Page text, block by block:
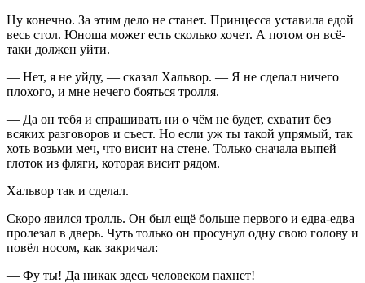
Ну конечно. За этим дело не станет. Принцесса уставила едой
весь стол. Юноша может есть сколько хочет. А потом он всё-
таки должен уйти.
— Нет, я не уйду, — сказал Хальвор. — Я не сделал ничего
плохого, и мне нечего бояться тролля.
— Да он тебя и спрашивать ни о чём не будет, схватит без
всяких разговоров и съест. Но если уж ты такой упрямый, так
хоть возьми меч, что висит на стене. Только сначала выпей
глоток из фляги, которая висит рядом.
Хальвор так и сделал.
Скоро явился тролль. Он был ещё больше первого и едва-едва
пролезал в дверь. Чуть только он просунул одну свою голову и
повёл носом, как закричал:
— Фу ты! Да никак здесь человеком пахнет!